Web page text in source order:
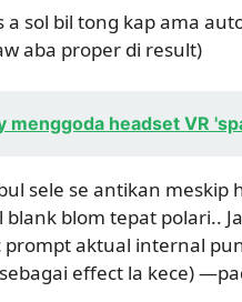
a sol bil tong kap ama
aba proper di result)
menggoda headset VR
sele se antikan
blank blom tepat polari..
aktual internal
effect la kece)